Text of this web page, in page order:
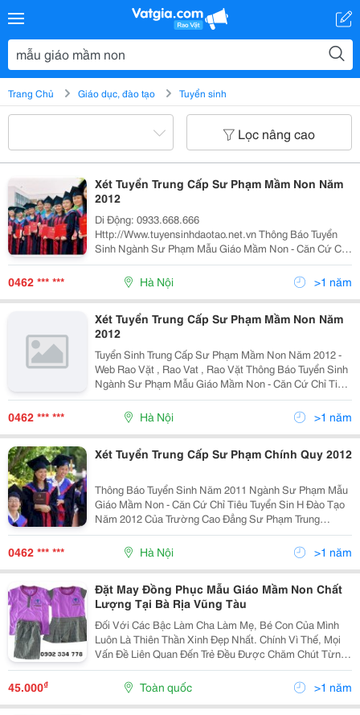
Trang Chủ Giáo dục, đào tạo Tuyển sinh
Lọc nâng cao
Xét Tuyển Trung Cấp Sư Phạm Mầm Non Năm
2012
Di Động: 0933.668.666
Http://Www.tuyensinhdaotao.net.vn Thông Báo Tuyển
Sinh Ngành Sư Phạm Mẫu Giáo Mầm Non - Căn Cứ Chỉ
Tiêu Tuyển Sinh Đào Tạo Năm 2012 Của Trường Cao
Đẳng Sư Phạm Trung Ương.trường Trung Cấp Công
Nghệ&Amp; Quản T
0462 *** *** Hà Nội >1 năm
Xét Tuyển Trung Cấp Sư Phạm Mầm Non Năm
2012
Tuyển Sinh Trung Cấp Sư Phạm Mầm Non Năm 2012 -
Web Rao Vặt , Rao Vat , Rao Vặt Thông Báo Tuyển Sinh
Ngành Sư Phạm Mẫu Giáo Mầm Non - Căn Cứ Chỉ Tiêu
Tuyển Sinh Đào Tạo Của Trường Cao Đẳng Sư Phạm
Trung Ương. Thông Báo Tuyển Sinh Trình Độ Tccn
0462 *** *** Hà Nội >1 năm
Xét Tuyển Trung Cấp Sư Phạm Chính Quy 2012
Thông Báo Tuyển Sinh Năm 2011 Ngành Sư Phạm Mẫu
Giáo Mầm Non - Căn Cứ Chỉ Tiêu Tuyển Sin H Đào Tạo
Năm 2012 Của Trường Cao Đẳng Sư Phạm Trung
Ương.trường Trung Cấp Cộng Đồng Hà Nội Thông Báo
Tuyển Sinh Trình Độ Tccn Hệ Chính Quy Năm 2012 Như
0462 *** *** Hà Nội >1 năm
Đặt May Đồng Phục Mẫu Giáo Mầm Non Chất
Lượng Tại Bà Rịa Vũng Tàu
Đối Với Các Bậc Làm Cha Làm Mẹ, Bé Con Của Mình
Luôn Là Thiên Thần Xinh Đẹp Nhất. Chính Vì Thế, Mọi
Vấn Đề Liên Quan Đến Trẻ Đều Được Chăm Chút Từng
Chút Một. Không Thể Thiếu Là Những Bộ Đồng Phục
Mẫu Giáo Xinh Xắn, Đáng Yêu Mà Bé Có Thể Diện Đi
45.000₫ Toàn quốc >1 năm